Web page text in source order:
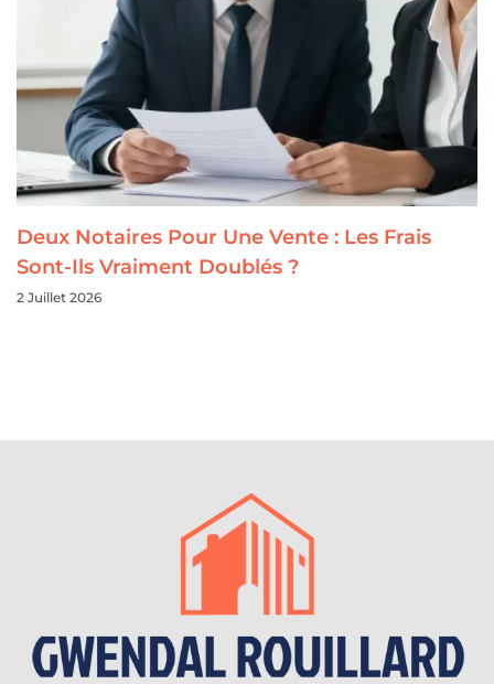
Deux Notaires Pour Une Vente : Les Frais
Sont-Ils Vraiment Doublés ?
2 Juillet 2026